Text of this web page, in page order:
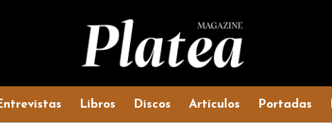
Libros Discos Artículos Portadas